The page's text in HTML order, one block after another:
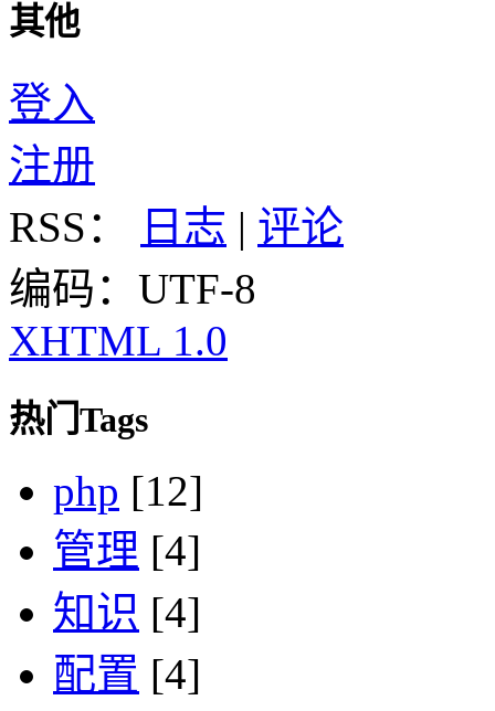
其他
登入
注册
RSS：
日志 | 评论
编码：UTF-8
XHTML 1.0
热门Tags
php [12]
管理 [4]
知识 [4]
配置 [4]